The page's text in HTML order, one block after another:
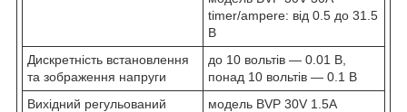
timer/ampere: від 0.5 до 31.5
В
Дискретність встановлення
та зображення напруги
до 10 вольтів — 0.01 В,
понад 10 вольтів — 0.1 В
Вихідний регульований
модель BVP 30V 1.5A